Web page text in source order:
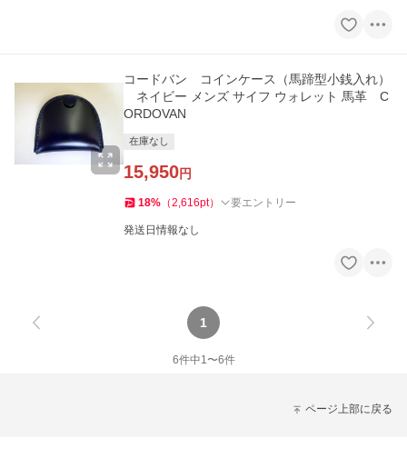
コードバン コインケース（馬蹄型小銭入れ）
ネイビー メンズ サイフ ウォレット 馬革 C
ORDOVAN
在庫なし
15,950円
18% （2,616pt） 要エントリー
発送日情報なし
1
6件中1〜6件
ページ上部に戻る